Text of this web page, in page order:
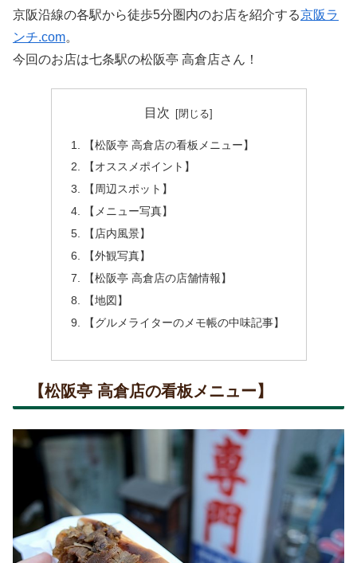
京阪沿線の各駅から徒歩5分圏内のお店を紹介する京阪ラ
ンチ.com。
今回のお店は七条駅の松阪亭 高倉店さん！
目次
【松阪亭 高倉店の看板メニュー】
【オススメポイント】
【周辺スポット】
【メニュー写真】
【店内風景】
【外観写真】
【松阪亭 高倉店の店舗情報】
【地図】
【グルメライターのメモ帳の中味記事】
【松阪亭 高倉店の看板メニュー】